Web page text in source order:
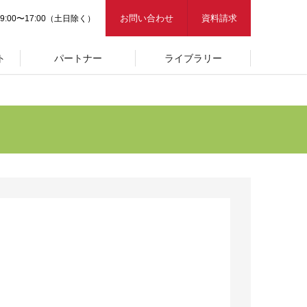
〜17:00（土日除く） お問い合わせ 資料請求
パートナー ライブラリー